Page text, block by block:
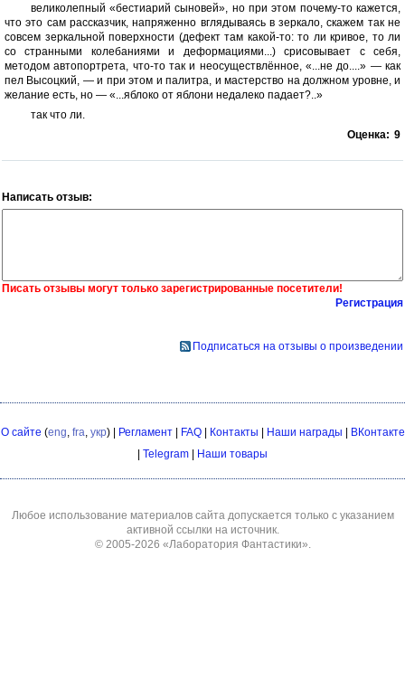
великолепный «бестиарий сыновей», но при этом почему-то кажется,
что это сам рассказчик, напряженно вглядываясь в зеркало, скажем так не
совсем зеркальной поверхности (дефект там какой-то: то ли кривое, то ли
со странными колебаниями и деформациями...) срисовывает с себя,
методом автопортрета, что-то так и неосуществлённое, «...не до....» — как
пел Высоцкий, — и при этом и палитра, и мастерство на должном уровне, и
желание есть, но — «...яблоко от яблони недалеко падает?..»
так что ли.
Оценка: 9
Написать отзыв:
Писать отзывы могут только зарегистрированные посетители!
Регистрация
Подписаться на отзывы о произведении
О сайте (eng fra укр) | Регламент| FAQ| Контакты | Наши награды | ВКонтакте
| Telegram | Наши товары
Любое использование материалов сайта допускается только с указанием
активной ссылки на источник.
© 2005-2026 «Лаборатория Фантастики»